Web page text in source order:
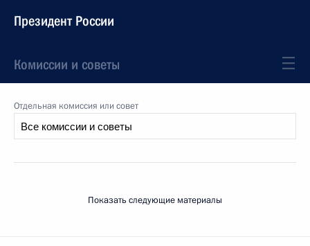
Президент России
Комиссии и советы
Отдельная комиссия или совет
Показать следующие материалы